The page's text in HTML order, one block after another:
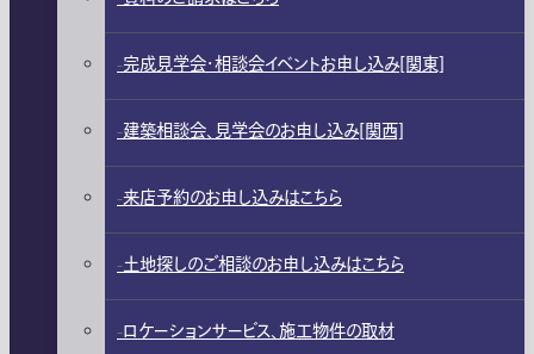
完成見学会・相談会イベントお申し込み[関東]
建築相談会、見学会のお申し込み[関西]
来店予約のお申し込みはこちら
土地探しのご相談のお申し込みはこちら
ロケーションサービス、施工物件の取材